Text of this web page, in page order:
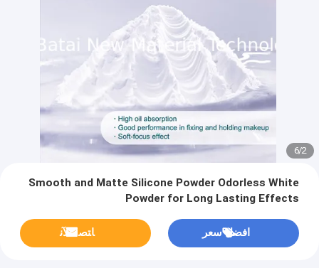
2
/
6
Smooth and Matte Silicone Powder Odorless White
Powder for Long Lasting Effects
افضل سعر ﺎﺘﺼﻟ ﺍﻶﻧ